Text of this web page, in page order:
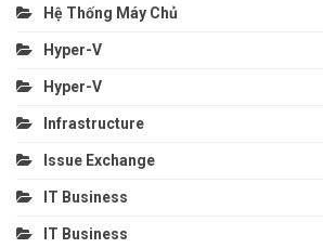
Hệ Thống Máy Chủ
Hyper-V
Hyper-V
Infrastructure
Issue Exchange
IT Business
IT Business